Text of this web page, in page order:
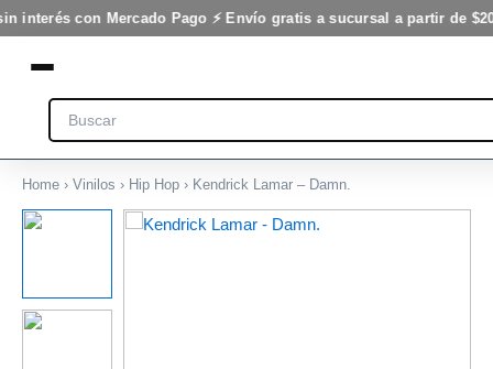
interés con Mercado Pago ⚡ Envío gratis a sucursal a partir de
Ir
al
contenido
Search
Home › Vinilos › Hip Hop › Kendrick Lamar – Damn.